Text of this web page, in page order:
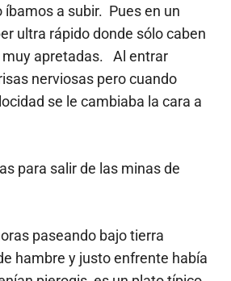
íbamos a subir. Pues en un
ultra rápido donde sólo caben
muy apretadas. Al entrar
nerviosas pero cuando
se le cambiaba la cara a
paseando bajo tierra
hambre y justo enfrente había